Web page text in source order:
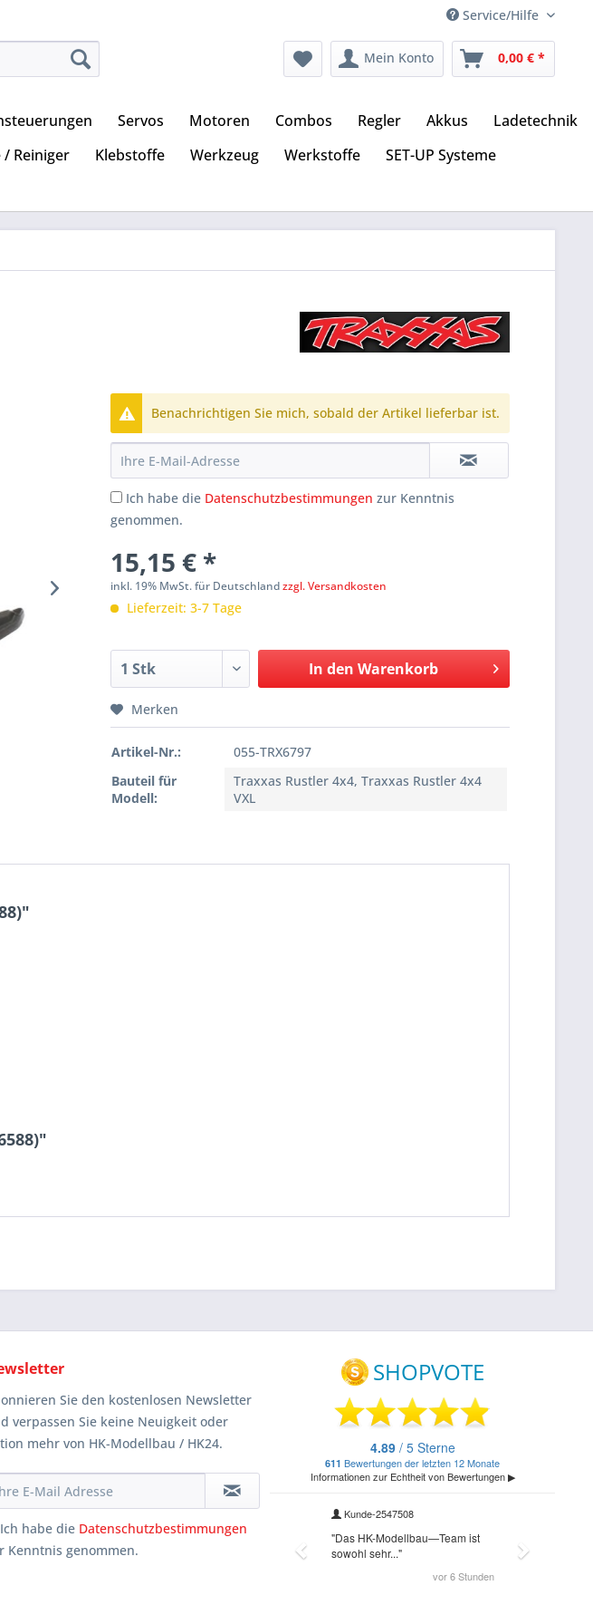
Service/Hilfe
Mein Konto 0,00 € *
Servos Motoren Combos Regler Akkus
Ladetechnik
/ Reiniger Klebstoffe Werkzeug Werkstoffe
SET-UP Systeme
Benachrichtigen Sie mich, sobald der Artikel lieferbar ist.
Ich habe die Datenschutzbestimmungen zur Kenntnis
genommen.
15,15 € *
inkl. 19% MwSt. für Deutschlandzzgl. Versandkosten
Lieferzeit: 3-7 Tage
In den Warenkorb
Merken
Artikel-Nr.:
055-TRX6797
Bauteil für
Modell:
Traxxas Rustler 4x4, Traxxas Rustler 4x4
VXL
Sie den kostenlosen Newsletter
verpassen Sie keine Neuigkeit oder
mehr von HK-Modellbau / HK24.
Ich habe die Datenschutzbestimmungen
Kenntnis genommen.